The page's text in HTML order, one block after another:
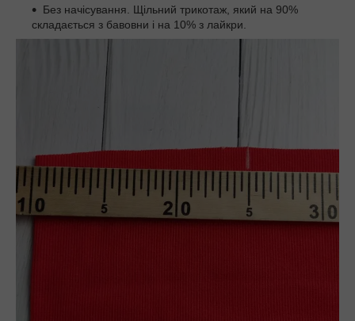
Без начісування. Щільний трикотаж, який на 90%
складається з бавовни і на 10% з лайкри.